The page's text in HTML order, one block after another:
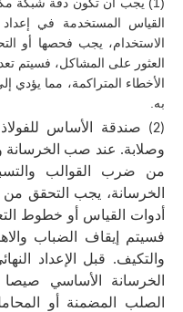
القياس المستخدمة في
الاستخدام، يجب فحصها أو
العثور على المشاكل، فسيتم
الأخطاء المتراكمة، مما يؤدي
به.
(2) صندقة الأساس للفولاذ
وصلابة. عند صب الخرسانة
من ضرب القوالب
الخرسانة، يجب التحقق من
أدوات القياس أو خطوط
فسيتم إيقاف الضباب
والتكيف. قبل الإعداد
الخرسانة الأساسي
الصلب المضمنة أو